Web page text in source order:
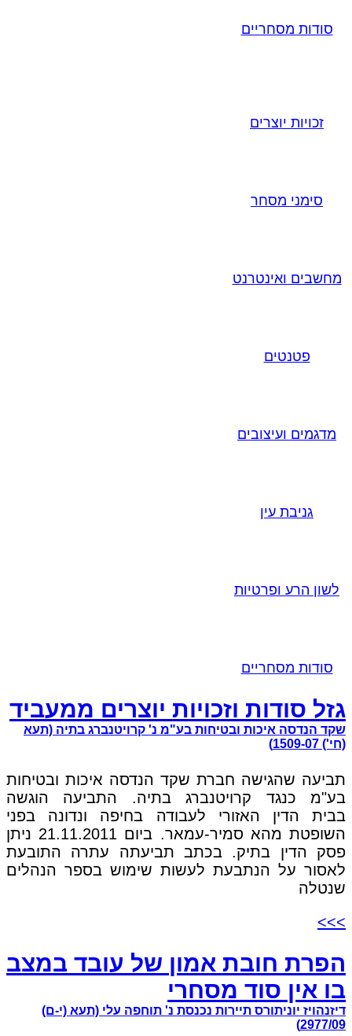
סודות מסחריים
זכויות יוצרים
סימני מסחר
מחשבים ואינטרנט
פטנטים
מדגמים ועיצובים
גניבת עין
לשון הרע ופרטיות
סודות מסחריים
גזל סודות וזכויות יוצרים ממעביד
שקד הנדסה איכות ובטיחות בע"מ נ' קרויטנברג בתיה (תעא
(חי') 1509-07)
תביעה שהגישה חברת שקד הנדסה איכות ובטיחות
בע"מ כנגד קרויטנברג בתיה. התביעה הוגשה
בבית הדין האזורי לעבודה בחיפה ונדונה בפני
השופטת מהא סמיר-עמאר. ביום 21.11.2011 ניתן
פסק הדין בתיק. בכתב תביעתה עתרה התובעת
לאסור על הנתבעת לעשות שימוש בספר הנהלים
שנטלה
>>>
הפרת חובת אמון של עובד במצב
בו אין סוד מסחרי
דיזנהויז יוניתורס תיירות נכנסת נ' תוחפה עלי (תעא (י-ם)
2977/09)